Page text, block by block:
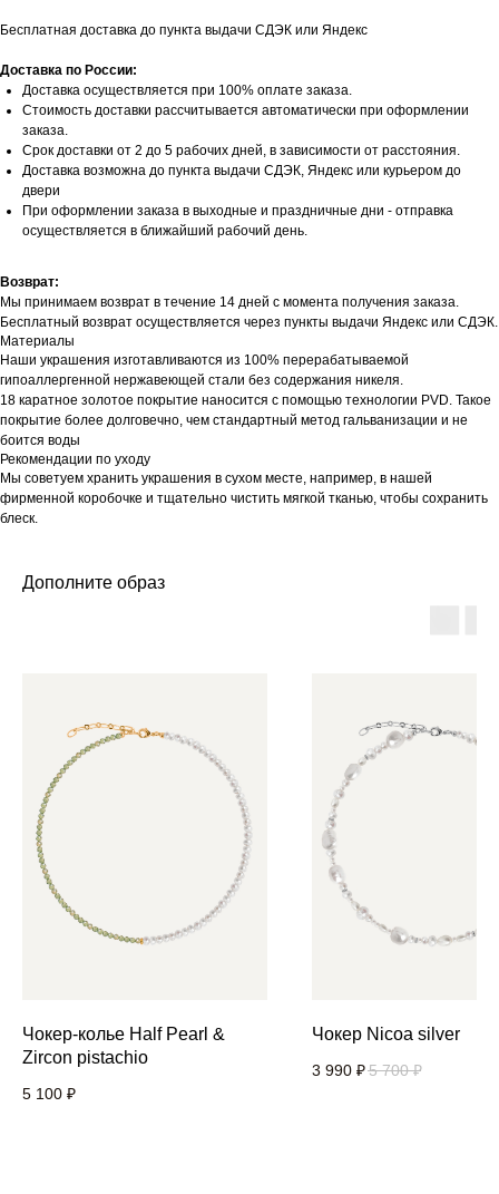
Бесплатная доставка до пункта выдачи СДЭК или Яндекс
Доставка по России:
Доставка осуществляется при 100% оплате заказа.
Стоимость доставки рассчитывается автоматически при оформлении
заказа.
Срок доставки от 2 до 5 рабочих дней, в зависимости от расстояния.
Доставка возможна до пункта выдачи СДЭК, Яндекс или курьером до
двери
При оформлении заказа в выходные и праздничные дни - отправка
осуществляется в ближайший рабочий день.
Возврат:
Мы принимаем возврат в течение 14 дней с момента получения заказа.
Бесплатный возврат осуществляется через пункты выдачи Яндекс или СДЭК.
Материалы
Наши украшения изготавливаются из 100% перерабатываемой
гипоаллергенной нержавеющей стали без содержания никеля.
18 каратное золотое покрытие наносится с помощью технологии PVD. Такое
покрытие более долговечно, чем стандартный метод гальванизации и не
боится воды
Рекомендации по уходу
Мы советуем хранить украшения в сухом месте, например, в нашей
фирменной коробочке и тщательно чистить мягкой тканью, чтобы сохранить
блеск.
Дополните образ
Чокер-колье Half Pearl &
Zircon pistachio
5 100 ₽
Чокер Nicoa silver
3 990 ₽5 700 ₽